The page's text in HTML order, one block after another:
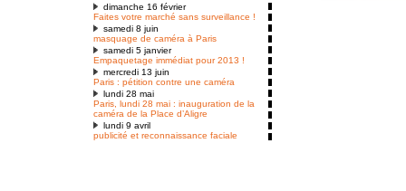
dimanche 16 février
Faites votre marché sans surveillance !
samedi 8 juin
masquage de caméra à Paris
samedi 5 janvier
Empaquetage immédiat pour 2013 !
mercredi 13 juin
Paris : pétition contre une caméra
lundi 28 mai
Paris, lundi 28 mai : inauguration de la
caméra de la Place d’Aligre
lundi 9 avril
publicité et reconnaissance faciale